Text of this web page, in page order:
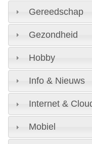
Gereedschap
Gezondheid
Hobby
Info & Nieuws
Internet &
Mobiel